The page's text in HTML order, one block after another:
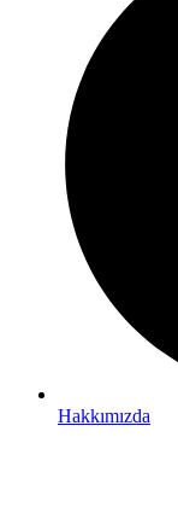
Hakkımızda